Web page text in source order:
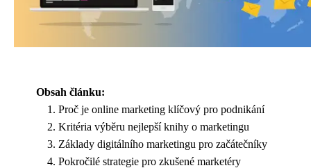
Obsah článku:
Proč je online marketing klíčový pro podnikání
Kritéria výběru nejlepší knihy o marketingu
Základy digitálního marketingu pro začátečníky
Pokročilé strategie pro zkušené marketéry